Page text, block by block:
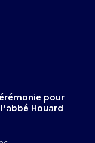
pour
Houard